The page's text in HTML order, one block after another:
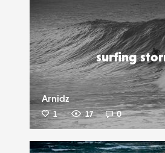
surfing
Arnidz
1 17 0